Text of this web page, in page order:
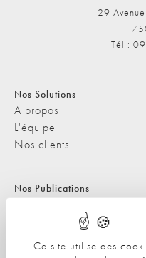
Ce site utilise des
29
Tél :
Nos Solutions
A propos
L'équipe
Nos clients
Nos Publications
Les Podcasts de L'ObSoCo
L'ObSoCo dans les médias